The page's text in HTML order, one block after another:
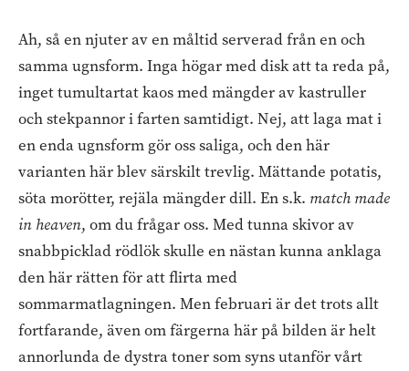
Ah, så en njuter av en måltid serverad från en och
samma ugnsform. Inga högar med disk att ta reda på,
inget tumultartat kaos med mängder av kastruller
och stekpannor i farten samtidigt. Nej, att laga mat i
en enda ugnsform gör oss saliga, och den här
varianten här blev särskilt trevlig. Mättande potatis,
söta morötter, rejäla mängder dill. En s.k. match made
in heaven, om du frågar oss. Med tunna skivor av
snabbpicklad rödlök skulle en nästan kunna anklaga
den här rätten för att flirta med
sommarmatlagningen. Men februari är det trots allt
fortfarande, även om färgerna här på bilden är helt
annorlunda de dystra toner som syns utanför vårt